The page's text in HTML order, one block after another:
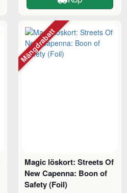
Magic löskort: Streets Of
New Capenna: Boon of
Safety (Foil)
Mängdrabatt